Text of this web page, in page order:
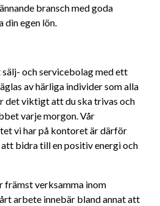
bransch med goda
egen lön.
och servicebolag med ett
av härliga individer som alla
det viktigt att du ska trivas och
varje morgon. Vår
vi har på kontoret är därför
bidra till en positiv energi och
främst verksamma inom
arbete innebär bland annat att